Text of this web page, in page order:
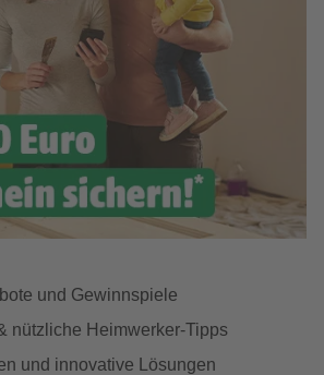
und Gewinnspiele
nützliche Heimwerker-Tipps
und innovative Lösungen